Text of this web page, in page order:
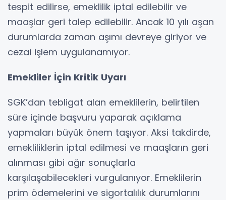
tespit edilirse, emeklilik iptal edilebilir ve
maaşlar geri talep edilebilir. Ancak 10 yılı aşan
durumlarda zaman aşımı devreye giriyor ve
cezai işlem uygulanamıyor.
Emekliler İçin Kritik Uyarı
SGK’dan tebligat alan emeklilerin, belirtilen
süre içinde başvuru yaparak açıklama
yapmaları büyük önem taşıyor. Aksi takdirde,
emekliliklerin iptal edilmesi ve maaşların geri
alınması gibi ağır sonuçlarla
karşılaşabilecekleri vurgulanıyor. Emeklilerin
prim ödemelerini ve sigortalılık durumlarını